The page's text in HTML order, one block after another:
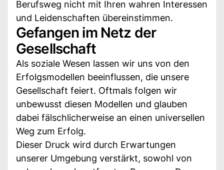
Berufsweg nicht mit Ihren wahren Interessen
und Leidenschaften übereinstimmen.
Gefangen im Netz der
Gesellschaft
Als soziale Wesen lassen wir uns von den
Erfolgsmodellen beeinflussen, die unsere
Gesellschaft feiert. Oftmals folgen wir
unbewusst diesen Modellen und glauben
dabei fälschlicherweise an einen universellen
Weg zum Erfolg.
Dieser Druck wird durch Erwartungen
unserer Umgebung verstärkt, sowohl von